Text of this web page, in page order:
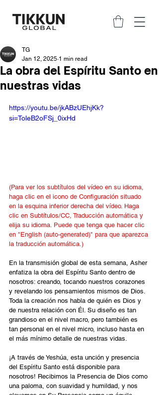
La obra del Espíritu Santo en
nuestras vidas
TG
Jan 12, 2025 1 min read
https://youtu.be/jkABzUEhjKk?
si=ToleB2oFSj_0ixHd
(Para ver los subtítulos del vídeo en su idioma,
haga clic en el icono de Configuración situado
en la esquina inferior derecha del vídeo. Haga
clic en Subtítulos/CC, Traducción automática y
elija su idioma. Puede que tenga que hacer clic
en "English (auto-generated)" para que aparezca
la traducción automática.)
En la transmisión global de esta semana, Asher
enfatiza la obra del Espíritu Santo dentro de
nosotros: creando, tocando nuestros corazones
y revelando los pensamientos mismos de Dios.
Toda la creación nos habla de quién es Dios y
de nuestra relación con Él. Su diseño es tan
grandioso en el nivel macro, pero también es
tan personal en el nivel micro, incluso hasta en
el más mínimo detalle de nuestras vidas.
¡A través de Yeshúa, esta unción y presencia
del Espíritu Santo está disponible para
nosotros! Recibimos la Presencia de Dios como
una paloma, con suavidad y humildad, y nos